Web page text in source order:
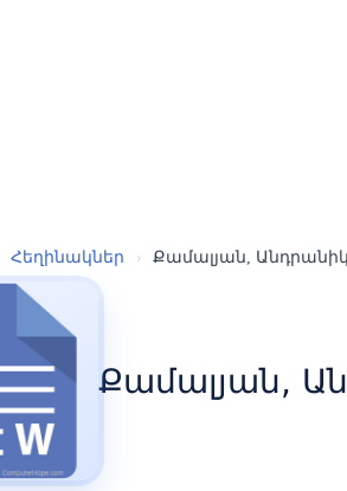
Հեղինակներ › Քամալյան,
Քամալյան,